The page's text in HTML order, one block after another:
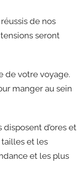
réussis de nos
tensions seront
de votre voyage.
manger au sein
d’ores et
tailles et les
et les plus